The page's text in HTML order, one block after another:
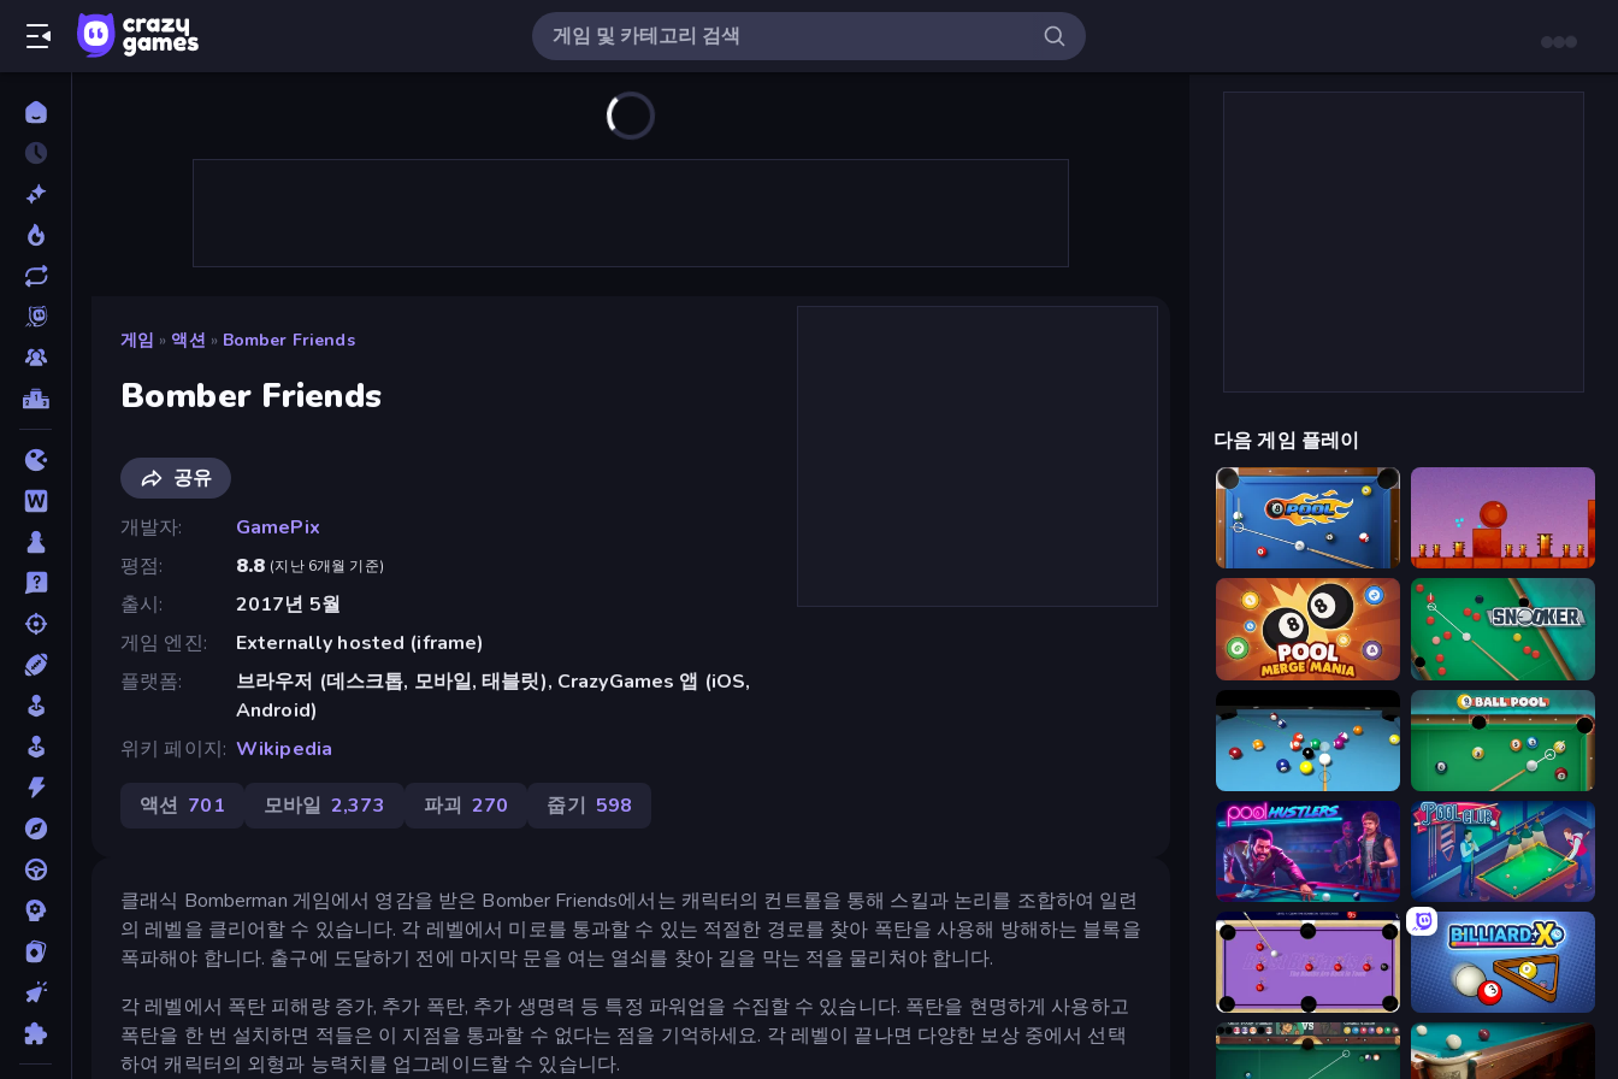
게임 » 액션 » Bomber Friends
Bomber Friends
공유
개발자
GamePix
평점
8.8 (지난 6개월 기준)
출시
2017년 5월
게임 엔진
Externally hosted (iframe)
플랫폼
브라우저 (데스크톱, 모바일, 태블릿), CrazyGames 앱 (iOS,
Android)
위키 페이지 Wikipedia
액션 701 모바일 2,373 파괴 270 줍기 598
클래식 Bomberman 게임에서 영감을 받은 Bomber Friends에서는 캐릭터의 컨트롤을 통해 스킬과 논리를 조합하여 일련
의 레벨을 클리어할 수 있습니다. 각 레벨에서 미로를 통과할 수 있는 적절한 경로를 찾아 폭탄을 사용해 방해하는 블록을
폭파해야 합니다. 출구에 도달하기 전에 마지막 문을 여는 열쇠를 찾아 길을 막는 적을 물리쳐야 합니다.
각 레벨에서 폭탄 피해량 증가, 추가 폭탄, 추가 생명력 등 특정 파워업을 수집할 수 있습니다. 폭탄을 현명하게 사용하고
폭탄을 한 번 설치하면 적들은 이 지점을 통과할 수 없다는 점을 기억하세요. 각 레벨이 끝나면 다양한 보상 중에서 선택
하여 캐릭터의 외형과 능력치를 업그레이드할 수 있습니다.
다음 게임 플레이
8 Ball Pool Bounce Return
Pool Merge Mania Snooker
Billiards Pool 8 9 Ball Pool
Pool Hustlers Pool Club
Blast Billiards 4 BilliardX